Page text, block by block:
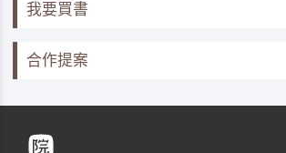
我要買書
合作提案